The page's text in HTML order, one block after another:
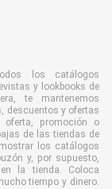
los catálogos
y lookbooks de
te mantenemos
descuentos y ofertas
oferta, promoción o
de las tiendas de
los catálogos
y, por supuesto,
la tienda. Coloca
tiempo y dinero.